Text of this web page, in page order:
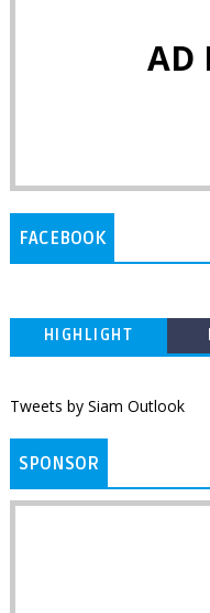
AD
FACEBOOK
HIGHLIGHT
Tweets by Siam Outlook
SPONSOR